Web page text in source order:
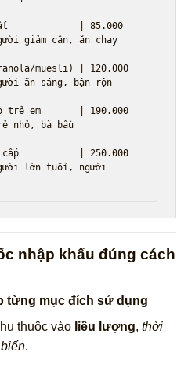
chất             | 85.000
giảm cân, ăn chay
muesli) | 120.000
ăn sáng, bận rộn
trẻ em       | 190.000
nhỏ, bà bầu
cấp           | 250.000
lớn tuổi, người
nhập khẩu đúng cách
từng mục đích sử dụng
thuộc vào liều lượng, thời
.